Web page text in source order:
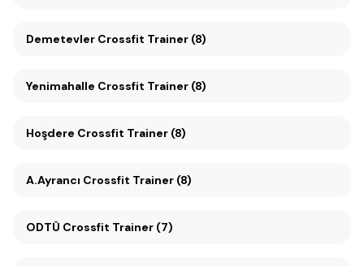
Demetevler Crossfit Trainer (8)
Yenimahalle Crossfit Trainer (8)
Hoşdere Crossfit Trainer (8)
A.Ayrancı Crossfit Trainer (8)
ODTÜ Crossfit Trainer (7)